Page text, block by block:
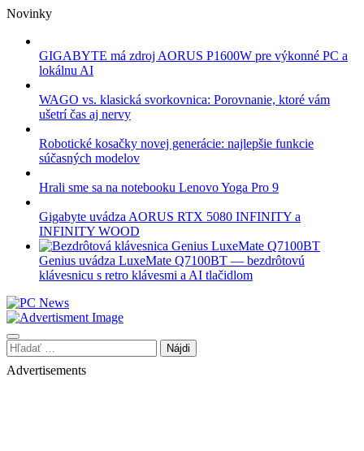
Skip
content
Novinky
GIGABYTE má zdroj AORUS P1600W pre výkonné PC a
lokálnu AI
WAGO vs. klasická svorkovnica: Porovnanie, ktoré vám
ušetrí čas aj nervy
Robotické kosačky novej generácie: najlepšie funkcie
súčasných modelov
Hrali sme sa na notebooku Lenovo Yoga Pro 9
Gigabyte uvádza AORUS RTX 5080 INFINITY a
INFINITY WOOD
Genius uvádza LuxeMate Q7100BT — bezdrôtovú
klávesnicu s retro klávesmi a AI tlačidlom
Hľadať:
Advertisements